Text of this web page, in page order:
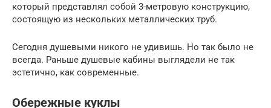
который представлял собой 3-метровую конструкцию,
состоящую из нескольких металлических труб.
Сегодня душевыми никого не удивишь. Но так было не
всегда. Раньше душевые кабины выглядели не так
эстетично, как современные.
Обережные куклы